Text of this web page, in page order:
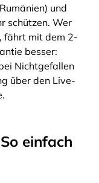
und
schützen. Wer
fährt mit dem 2-
besser:
Nichtgefallen
über den Live-
einfach